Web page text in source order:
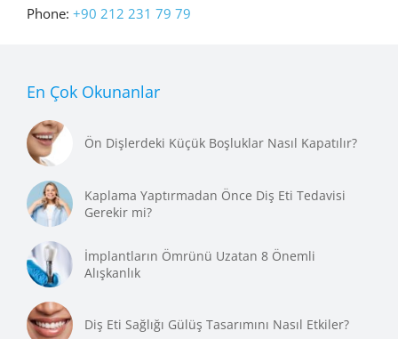
Phone: +90 212 231 79 79
En Çok Okunanlar
Ön Dişlerdeki Küçük Boşluklar Nasıl Kapatılır?
Kaplama Yaptırmadan Önce Diş Eti Tedavisi
Gerekir mi?
İmplantların Ömrünü Uzatan 8 Önemli
Alışkanlık
Diş Eti Sağlığı Gülüş Tasarımını Nasıl Etkiler?